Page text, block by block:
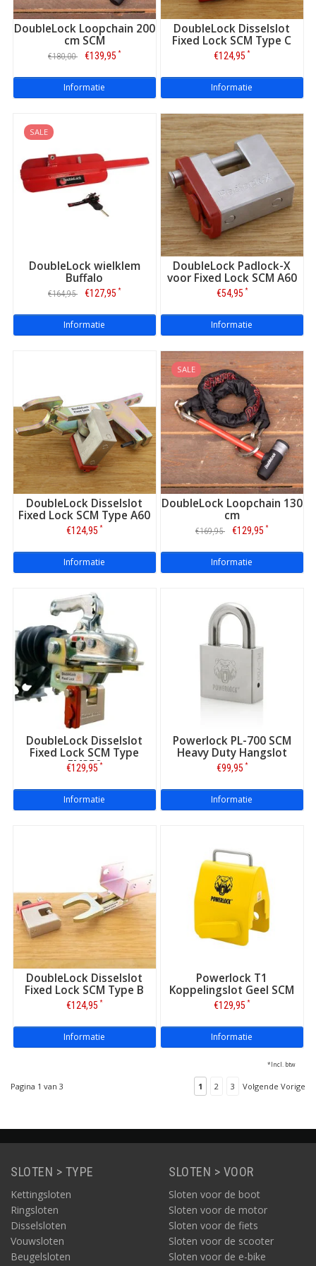
DoubleLock Loopchain 200
cm SCM
€180,00 €139,95 *
Informatie
DoubleLock Disselslot
Fixed Lock SCM Type C
€124,95 *
Informatie
SALE
DoubleLock wielklem
Buffalo
€164,95 €127,95 *
Informatie
DoubleLock Padlock-X
voor Fixed Lock SCM A60
€54,95 *
Informatie
DoubleLock Disselslot
Fixed Lock SCM Type A60
€124,95 *
Informatie
SALE
DoubleLock Loopchain 130
cm
€169,95 €129,95 *
Informatie
DoubleLock Disselslot
Fixed Lock SCM Type
EM350
€129,95 *
Informatie
Powerlock PL-700 SCM
Heavy Duty Hangslot
€99,95 *
Informatie
DoubleLock Disselslot
Fixed Lock SCM Type B
€124,95 *
Informatie
Powerlock T1
Koppelingslot Geel SCM
€129,95 *
Informatie
*Incl. btw
Pagina 1 van 3 1 2 3 Volgende Vorige
SLOTEN > TYPE
Kettingsloten
Ringsloten
Disselsloten
Vouwsloten
Beugelsloten
SLOTEN > VOOR
Sloten voor de boot
Sloten voor de motor
Sloten voor de fiets
Sloten voor de scooter
Sloten voor de e-bike